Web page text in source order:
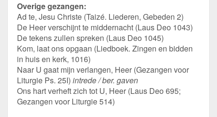
Overige gezangen:
Ad te, Jesu Christe (Taizé. Liederen, Gebeden 2)
De Heer verschijnt te middernacht (Laus Deo 1043)
De tekens zullen spreken (Laus Deo 1045)
Kom, laat ons opgaan (Liedboek. Zingen en bidden
in huis en kerk, 1016)
Naar U gaat mijn verlangen, Heer (Gezangen voor
Liturgie Ps. 25I) intrede / ber. gaven
Ons hart verheft zich tot U, Heer (Laus Deo 695;
Gezangen voor Liturgie 514)